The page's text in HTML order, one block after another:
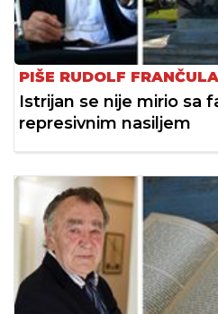
PIŠE RUDOLF FRANČULA
Istrijan se nije mirio sa
represivnim nasiljem